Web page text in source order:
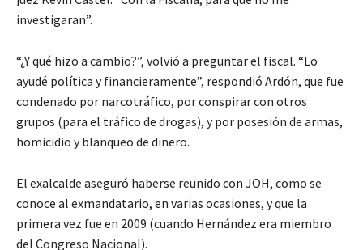
investigaran”.
“¿Y qué hizo a cambio?”, volvió a preguntar el fiscal. “Lo
ayudé política y financieramente”, respondió Ardón, que fue
condenado por narcotráfico, por conspirar con otros
grupos (para el tráfico de drogas), y por posesión de armas,
homicidio y blanqueo de dinero.
El exalcalde aseguró haberse reunido con JOH, como se
conoce al exmandatario, en varias ocasiones, y que la
primera vez fue en 2009 (cuando Hernández era miembro
del Congreso Nacional).